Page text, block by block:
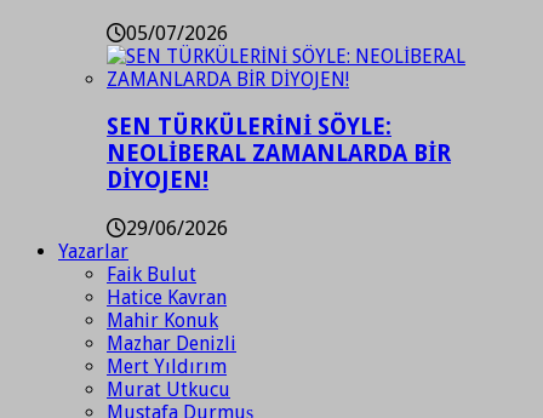
05/07/2026
SEN TÜRKÜLERİNİ SÖYLE:
NEOLİBERAL ZAMANLARDA BİR
DİYOJEN!
29/06/2026
Yazarlar
Faik Bulut
Hatice Kavran
Mahir Konuk
Mazhar Denizli
Mert Yıldırım
Murat Utkucu
Mustafa Durmuş